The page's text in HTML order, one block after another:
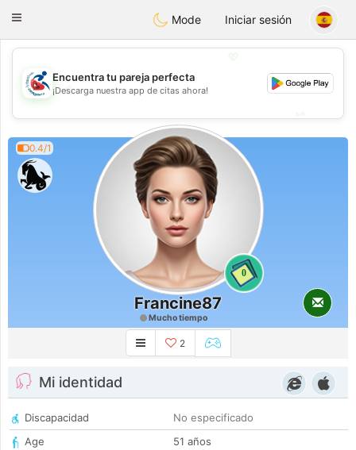
Handi Space
Toggle
Mode Iniciar sesión
💖
💕
Encuentra tu pareja perfecta
¡Descarga nuestra app de citas ahora!
0.4/1
0
Francine87
Mucho tiempo
2
Mi identidad
Discapacidad
No especificado
Age
51 años